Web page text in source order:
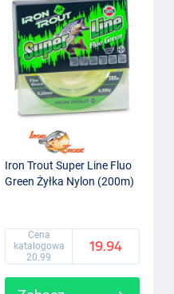
Iron Trout Super Line Fluo
Green Żyłka Nylon (200m)
Cena
katalogowa
20.99
19.94